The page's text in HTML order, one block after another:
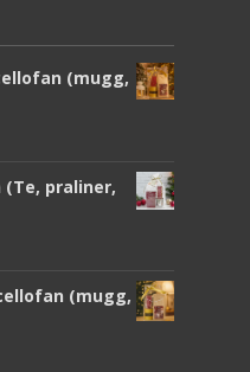
(mugg,
(Te, praliner,
(mugg,